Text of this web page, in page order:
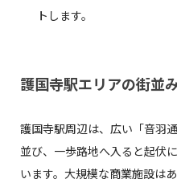
トします。
護国寺駅エリアの街並
護国寺駅周辺は、広い「音羽
並び、一歩路地へ入ると起伏
います。大規模な商業施設は